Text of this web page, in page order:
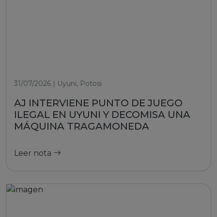
31/07/2026 | Uyuni, Potosi
AJ INTERVIENE PUNTO DE JUEGO
ILEGAL EN UYUNI Y DECOMISA UNA
MÁQUINA TRAGAMONEDA
Leer nota